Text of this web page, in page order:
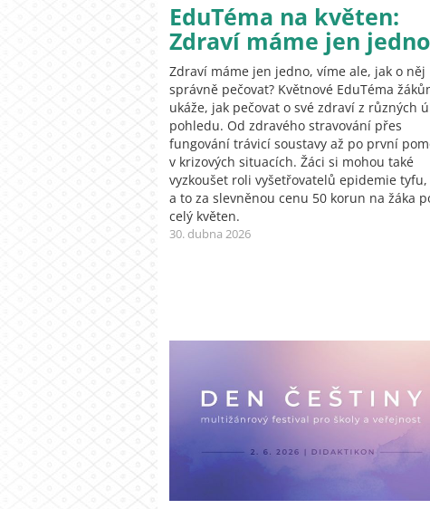
EduTéma na květen:
Zdraví máme jen jedno
Zdraví máme jen jedno, víme ale, jak o něj
správně pečovat? Květnové EduTéma
ukáže, jak pečovat o své zdraví z různých
pohledu. Od zdravého stravování přes
fungování trávicí soustavy až po první
v krizových situacích. Žáci si mohou také
vyzkoušet roli vyšetřovatelů epidemie tyfu,
a to za slevněnou cenu 50 korun na žáka
celý květen.
30. dubna 2026